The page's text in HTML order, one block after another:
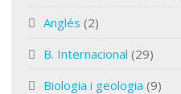
Anglés (2)
B. Internacional (29)
Biologia i geologia (9)